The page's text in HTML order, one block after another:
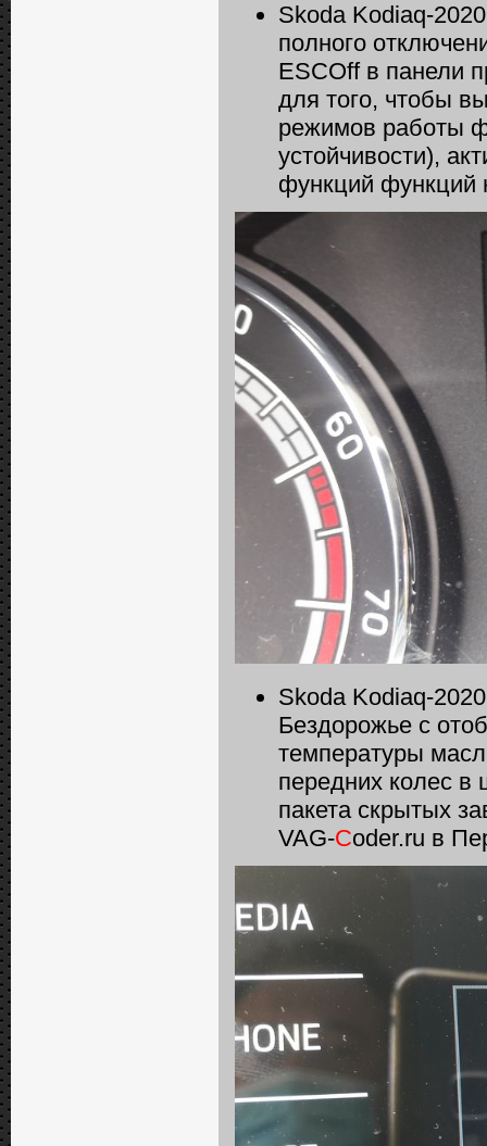
Skoda Kodiaq-
полного
ESCOff в панели
для того, чтобы
режимов работы
устойчивости),
функций функций
Skoda Kodiaq-
Бездорожье с
температуры
передних колес в
пакета скрытых
VAG-Coder.ru в